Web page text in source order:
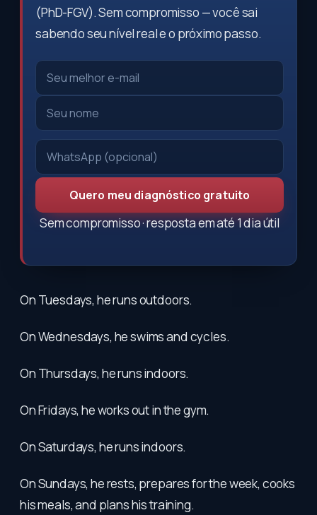
(PhD-FGV). Sem compromisso — você sai
sabendo seu nível real e o próximo passo.
Quero meu diagnóstico gratuito
Sem compromisso · resposta em até 1 dia útil
On Tuesdays, he runs outdoors.
On Wednesdays, he swims and cycles.
On Thursdays, he runs indoors.
On Fridays, he works out in the gym.
On Saturdays, he runs indoors.
On Sundays, he rests, prepares for the week, cooks
his meals, and plans his training.